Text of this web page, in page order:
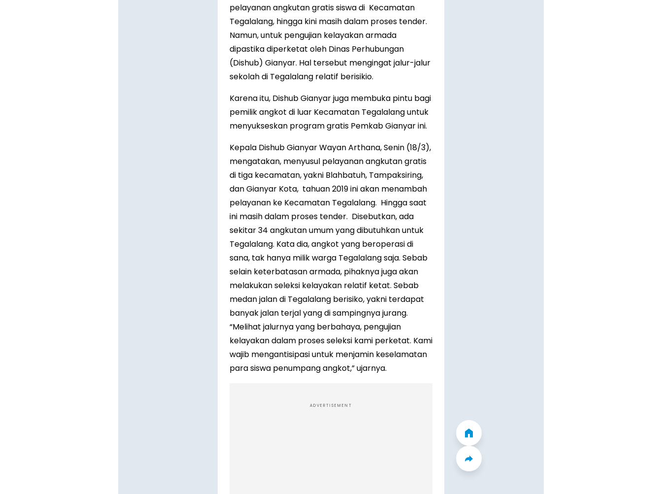
pelayanan angkutan gratis siswa di Kecamatan
Tegalalang, hingga kini masih dalam proses tender.
Namun, untuk pengujian kelayakan armada
dipastika diperketat oleh Dinas Perhubungan
(Dishub) Gianyar. Hal tersebut mengingat jalur-jalur
sekolah di Tegalalang relatif berisikio.
Karena itu, Dishub Gianyar juga membuka pintu bagi
pemilik angkot di luar Kecamatan Tegalalang untuk
menyukseskan program gratis Pemkab Gianyar ini.
Kepala Dishub Gianyar Wayan Arthana, Senin (18/3),
mengatakan, menyusul pelayanan angkutan gratis
di tiga kecamatan, yakni Blahbatuh, Tampaksiring,
dan Gianyar Kota, tahuan 2019 ini akan menambah
pelayanan ke Kecamatan Tegalalang. Hingga saat
ini masih dalam proses tender. Disebutkan, ada
sekitar 34 angkutan umum yang dibutuhkan untuk
Tegalalang. Kata dia, angkot yang beroperasi di
sana, tak hanya milik warga Tegalalang saja. Sebab
selain keterbatasan armada, pihaknya juga akan
melakukan seleksi kelayakan relatif ketat. Sebab
medan jalan di Tegalalang berisiko, yakni terdapat
banyak jalan terjal yang di sampingnya jurang.
“Melihat jalurnya yang berbahaya, pengujian
kelayakan dalam proses seleksi kami perketat. Kami
wajib mengantisipasi untuk menjamin keselamatan
para siswa penumpang angkot,” ujarnya.
ADVERTISEMENT